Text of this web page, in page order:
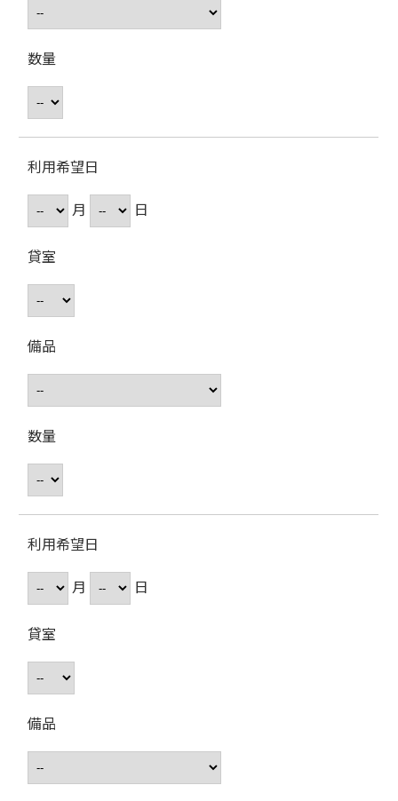
数量
利用希望日
月
日
貸室
備品
数量
利用希望日
月
日
貸室
備品